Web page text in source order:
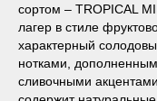
сортом – TROPICAL
лагер в стиле
характерный
нотками,
сливочными